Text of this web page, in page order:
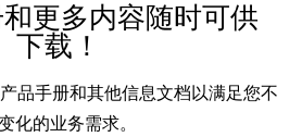
更多内容随时可供
下载！
品手册和其他信息文档以满足您不
化的业务需求。